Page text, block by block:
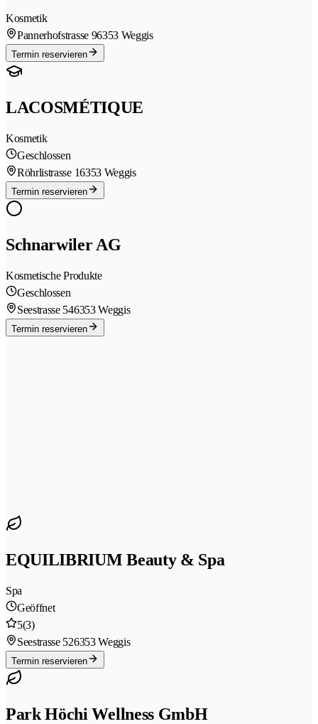
Kosmetik
Pannerhofstrasse 96353 Weggis
Termin reservieren
LACOSMÉTIQUE
Kosmetik
Geschlossen
Röhrlistrasse 16353 Weggis
Termin reservieren
Schnarwiler AG
Kosmetische Produkte
Geschlossen
Seestrasse 546353 Weggis
Termin reservieren
EQUILIBRIUM Beauty & Spa
Spa
Geöffnet
5(3)
Seestrasse 526353 Weggis
Termin reservieren
Park Höchi Wellness GmbH